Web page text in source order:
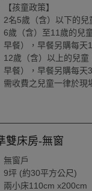
【孩童政策】
2名5歲（含）以下的兒
6歲（含）至11歲的兒
早餐），早餐另購每天
12歲（含）以上的兒
早餐），早餐另購每天
需收費之兒童一律於現
雙床房-無窗
無窗戶
9坪 (約30平方公尺)
兩小床110cm x200cm